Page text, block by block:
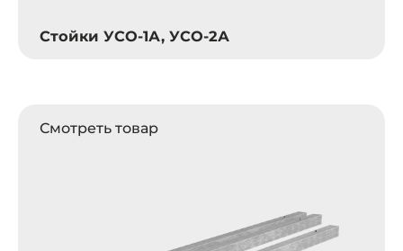
Стойки УСО-1А, УСО-2А
Смотреть товар